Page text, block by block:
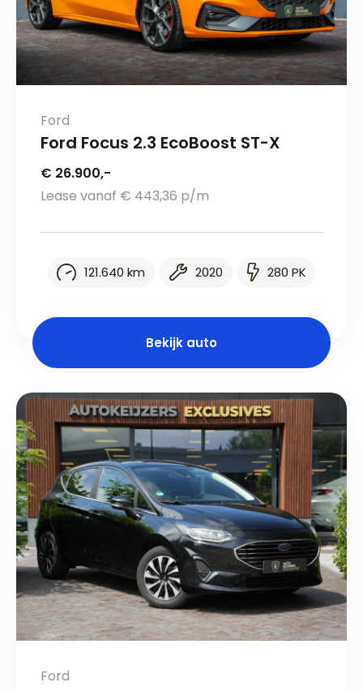
Ford
Ford Focus 2.3 EcoBoost ST-X
€ 26.900,-
Lease vanaf € 443,36 p/m
121.640 km 2020 280 PK
Bekijk auto
Ford